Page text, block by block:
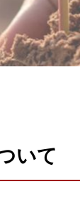
策・支援
いて